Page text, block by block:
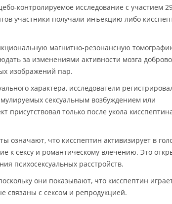
контролируемое исследование с участием
участники получали инъекцию либо
магнитно-резонансную
за изменениями активности мозга
изображений пар.
характера, исследователи
сексуальным возбуждением или
только после укола
означают, что кисспептин активизирует в
к сексу и романтическому влечению. Это
психосексуальных расстройств.
они показывают, что кисспептин
связаны с сексом и репродукцией.